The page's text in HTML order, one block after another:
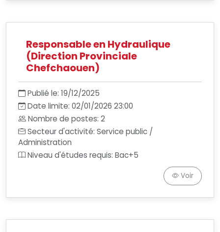
Responsable en Hydraulique
(Direction Provinciale
Chefchaouen)
Publié le: 19/12/2025
Date limite: 02/01/2026 23:00
Nombre de postes: 2
Secteur d'activité: Service public /
Administration
Niveau d'études requis: Bac+5
Voir